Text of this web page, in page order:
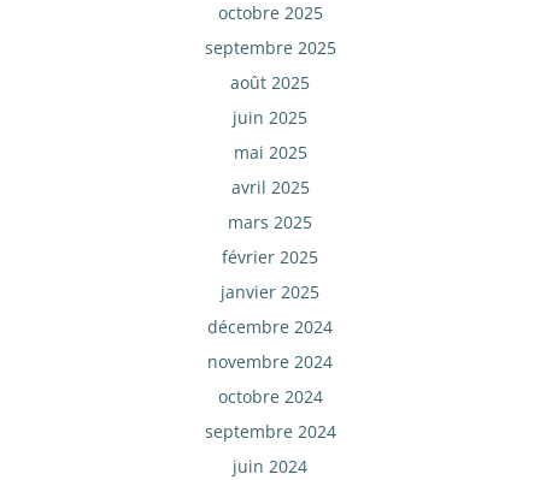
octobre 2025
septembre 2025
août 2025
juin 2025
mai 2025
avril 2025
mars 2025
février 2025
janvier 2025
décembre 2024
novembre 2024
octobre 2024
septembre 2024
juin 2024